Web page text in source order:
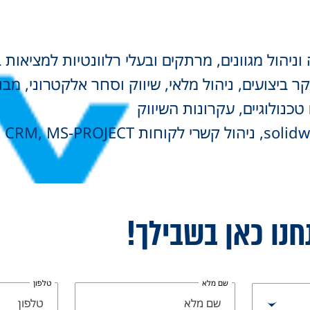
מגוונים, מרתקים ובעלי רלוונטיות
ביצועים, ניהול מלאי, שיווק וסחר אלקטרוני,
עקרונות השיווק
כאן בשבילך!
שם מלא טלפון